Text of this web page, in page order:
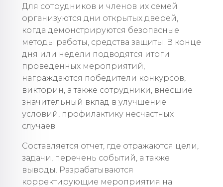
Для сотрудников и членов их семей
организуются дни открытых дверей,
когда демонстрируются безопасные
методы работы, средства защиты. В конце
дня или недели подводятся итоги
проведенных мероприятий,
награждаются победители конкурсов,
викторин, а также сотрудники, внесшие
значительный вклад в улучшение
условий, профилактику несчастных
случаев.
Составляется отчет, где отражаются цели,
задачи, перечень событий, а также
выводы. Разрабатываются
корректирующие мероприятия на